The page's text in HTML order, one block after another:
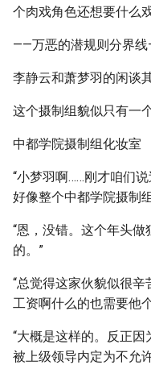
个肉戏角色还想要什么
——万恶的潜规则分界
李静云和萧梦羽的闲谈
这个摄制组貌似只有一
中都学院摄制组化妆室
“小梦羽啊……刚才咱们
好像整个中都学院摄制
“恩，没错。这个年头
的。”
“总觉得这家伙貌似很
工资啊什么的也需要他
“大概是这样的。反正
被上级领导内定为不允